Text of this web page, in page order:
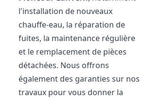
l'installation de nouveaux
chauffe-eau, la réparation de
fuites, la maintenance régulière
et le remplacement de pièces
détachées. Nous offrons
également des garanties sur nos
travaux pour vous donner la